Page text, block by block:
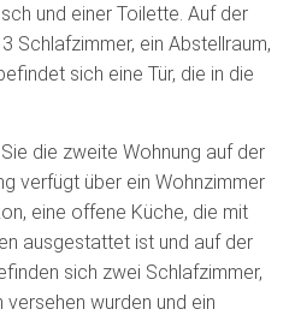
und einer Toilette. Auf der
Schlafzimmer, ein Abstellraum,
sich eine Tür, die in die
die zweite Wohnung auf der
verfügt über ein Wohnzimmer
eine offene Küche, die mit
ausgestattet ist und auf der
sich zwei Schlafzimmer,
wurden und ein